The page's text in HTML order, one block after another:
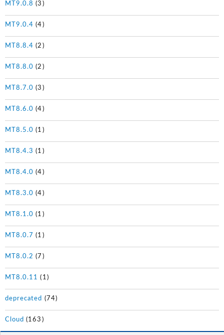
MT9.0.8 (3)
MT9.0.4 (4)
MT8.8.4 (2)
MT8.8.0 (2)
MT8.7.0 (3)
MT8.6.0 (4)
MT8.5.0 (1)
MT8.4.3 (1)
MT8.4.0 (4)
MT8.3.0 (4)
MT8.1.0 (1)
MT8.0.7 (1)
MT8.0.2 (7)
MT8.0.11 (1)
deprecated (74)
Cloud (163)